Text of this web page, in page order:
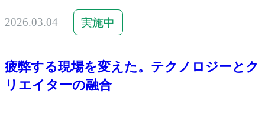
2026.03.04 実施中
疲弊する現場を変えた。テクノロジーとク
リエイターの融合